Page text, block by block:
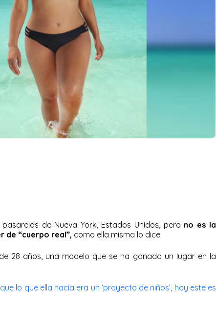
de Nueva York, Estados Unidos, pero no es la
de “cuerpo real”, como ella misma lo dice.
de 28 años, una modelo que se ha ganado un lugar en la
lo que ella hacía era un ‘proyecto de niños’, hoy este es